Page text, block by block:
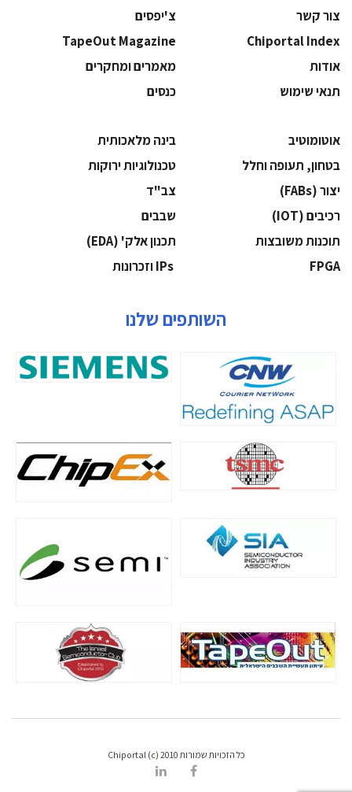
צור קשר
צ'יפסים
Chiportal Index
TapeOut Magazine
אודות
מאמרים ומחקרים
תנאי שימוש
כנסים
אוטומוטיב
בינה מלאכותית
בטחון, תעופה וחלל
‫טכנולוגיות ירוקות‬
‫יצור (‪(FABs‬‬
‫צב"ד‬
‫רכיבים‬ (IOT)
‫שבבים‬
‫תוכנות משובצות‬
‫תכנון אלק' (‪(EDA‬‬
‫‪FPGA‬‬
השותפים שלנו
כל הזכויות שמורות Chiportal (c) 2010